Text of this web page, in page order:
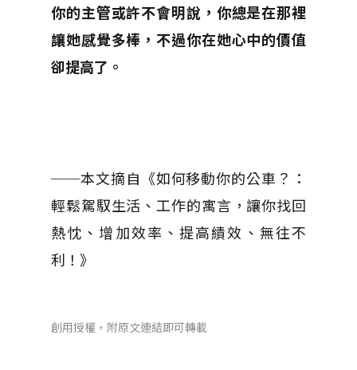
你的主管或許不會明說，你總是在那裡
讓她感覺多棒，不過你在她心中的價值
卻提高了。
──本文摘自《如何移動你的公車？：
輕鬆駕馭生活、工作的寓言，讓你找回
熱忱、增加效率、提高績效、無往不
利！》
創用授權，附原文連結即可轉載